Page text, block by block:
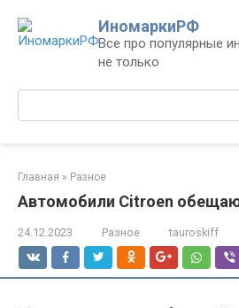
контенту
ИномаркиРФ
Все про популярные
не только
Поиск:
Главная » Разное
Автомобили Citroen
24.12.2023 Разное tauroskiff